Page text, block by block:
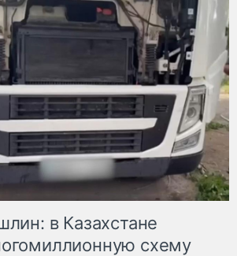
в Казахстане
схему